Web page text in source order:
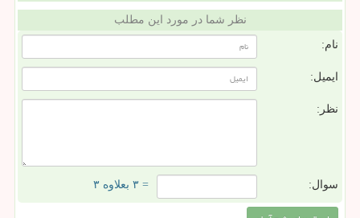
نظر شما در مورد این مطلب
نام:
ایمیل:
نظر:
سوال: = ۳ بعلاوه ۳